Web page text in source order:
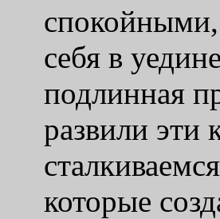
себя в
подлинная
развили эти
которые